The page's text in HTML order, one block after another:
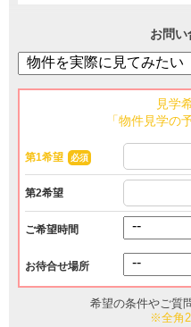
お問い
見学
「物件見学の
第1希望 必須
第2希望
ご希望時間
お待合せ場所
希望の条件やご質
※全角